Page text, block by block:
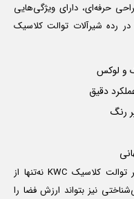
حرفه‌ای، دارای ویژگی‌هایی
رده شیرآلات توالت کلاسیک
و لوکس
دقیق
رنگ
ترکیب این ویژگی‌ها موجب شده است شیر توالت کلاسیک KWC نه‌تنها از
نیز بتواند ارزش فضا را